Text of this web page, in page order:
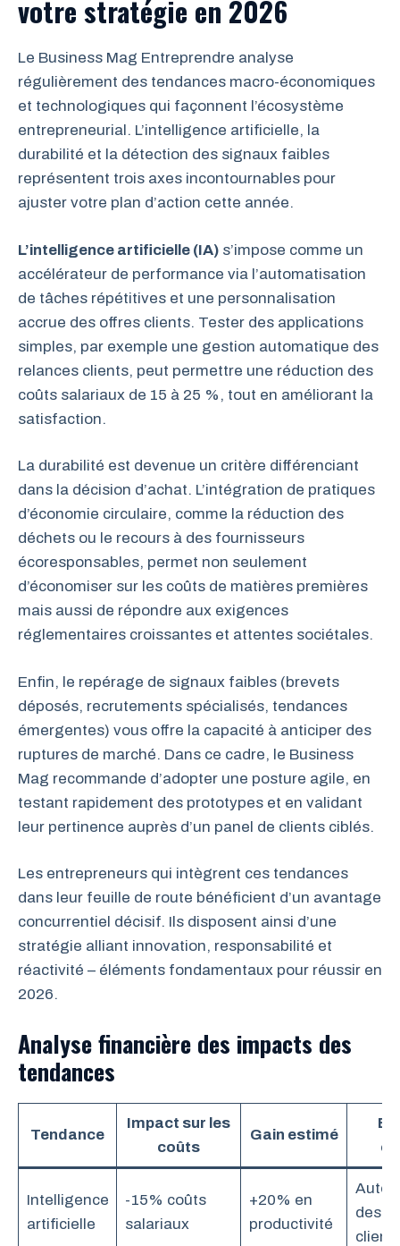
votre stratégie en 2026
Le Business Mag Entreprendre analyse
régulièrement des tendances macro-économiques
et technologiques qui façonnent l’écosystème
entrepreneurial. L’intelligence artificielle, la
durabilité et la détection des signaux faibles
représentent trois axes incontournables pour
ajuster votre plan d’action cette année.
L’intelligence artificielle (IA) s’impose comme un
accélérateur de performance via l’automatisation
de tâches répétitives et une personnalisation
accrue des offres clients. Tester des applications
simples, par exemple une gestion automatique des
relances clients, peut permettre une réduction des
coûts salariaux de 15 à 25 %, tout en améliorant la
satisfaction.
La durabilité est devenue un critère différenciant
dans la décision d’achat. L’intégration de pratiques
d’économie circulaire, comme la réduction des
déchets ou le recours à des fournisseurs
écoresponsables, permet non seulement
d’économiser sur les coûts de matières premières
mais aussi de répondre aux exigences
réglementaires croissantes et attentes sociétales.
Enfin, le repérage de signaux faibles (brevets
déposés, recrutements spécialisés, tendances
émergentes) vous offre la capacité à anticiper des
ruptures de marché. Dans ce cadre, le Business
Mag recommande d’adopter une posture agile, en
testant rapidement des prototypes et en validant
leur pertinence auprès d’un panel de clients ciblés.
Les entrepreneurs qui intègrent ces tendances
dans leur feuille de route bénéficient d’un avantage
concurrentiel décisif. Ils disposent ainsi d’une
stratégie alliant innovation, responsabilité et
réactivité – éléments fondamentaux pour réussir en
2026.
Analyse financière des impacts des
tendances
Tendance
Impact sur les
coûts
Gain estimé
Intelligence
artificielle
-15% coûts
salariaux
+20% en
productivité
des